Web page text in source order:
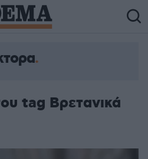
tag Βρετανικά